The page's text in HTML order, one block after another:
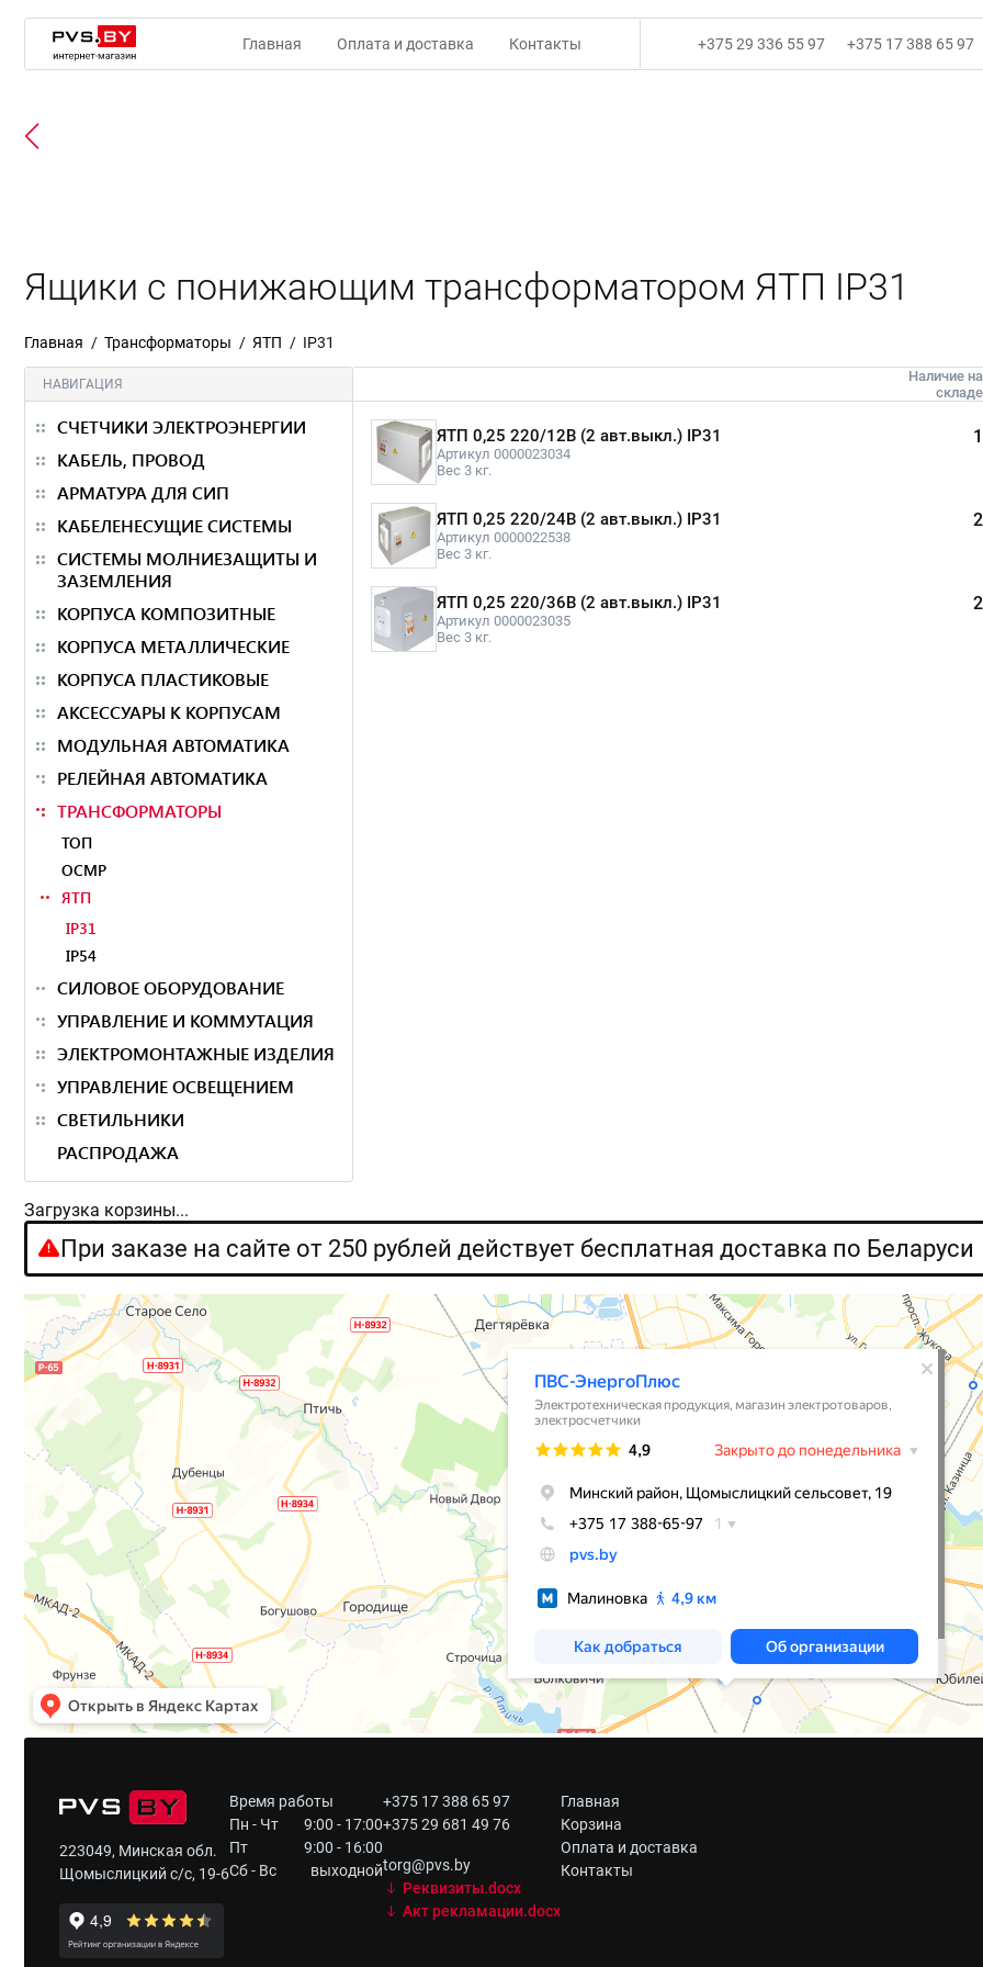
Главная Оплата и доставка Контакты +375 29 336 55 97 +375 17 388 65 97
Ящики с понижающим трансформатором ЯТП IP31
Главная Трансформаторы ЯТП IP31
НАВИГАЦИЯ
СЧЕТЧИКИ ЭЛЕКТРОЭНЕРГИИ
КАБЕЛЬ, ПРОВОД
АРМАТУРА ДЛЯ СИП
КАБЕЛЕНЕСУЩИЕ СИСТЕМЫ
СИСТЕМЫ МОЛНИЕЗАЩИТЫ И
ЗАЗЕМЛЕНИЯ
КОРПУСА КОМПОЗИТНЫЕ
КОРПУСА МЕТАЛЛИЧЕСКИЕ
КОРПУСА ПЛАСТИКОВЫЕ
АКСЕССУАРЫ К КОРПУСАМ
МОДУЛЬНАЯ АВТОМАТИКА
РЕЛЕЙНАЯ АВТОМАТИКА
ТРАНСФОРМАТОРЫ
ТОП
ОСМР
ЯТП
IP31
IP54
СИЛОВОЕ ОБОРУДОВАНИЕ
УПРАВЛЕНИЕ И КОММУТАЦИЯ
ЭЛЕКТРОМОНТАЖНЫЕ ИЗДЕЛИЯ
УПРАВЛЕНИЕ ОСВЕЩЕНИЕМ
СВЕТИЛЬНИКИ
РАСПРОДАЖА
Наличие на
складе
ЯТП 0,25 220/12В (2 авт.выкл.) IP31
Артикул 0000023034
Вес 3 кг.
1
ЯТП 0,25 220/24В (2 авт.выкл.) IP31
Артикул 0000022538
Вес 3 кг.
2
ЯТП 0,25 220/36В (2 авт.выкл.) IP31
Артикул 0000023035
Вес 3 кг.
2
Загрузка корзины...
При заказе на сайте от 250 рублей действует бесплатная доставка по Беларуси
223049, Минская обл.
Щомыслицкий с/с, 19-6
Время работы
Пн - Чт
9:00 - 17:00
Пт
9:00 - 16:00
Сб - Вс
выходной
+375 17 388 65 97
+375 29 681 49 76
torg@pvs.by
Реквизиты.docx
Акт рекламации.docx
Главная
Корзина
Оплата и доставка
Контакты